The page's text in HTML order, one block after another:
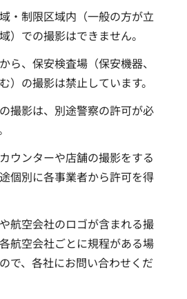
・制限区域内（一般の方が立
）での撮影はできません。
ら、保安検査場（保安機器、
）の撮影は禁止しています。
撮影は、別途警察の許可が必
ウンターや店舗の撮影をする
個別に各事業者から許可を得
航空会社のロゴが含まれる撮
航空会社ごとに規程がある場
で、各社にお問い合わせくだ